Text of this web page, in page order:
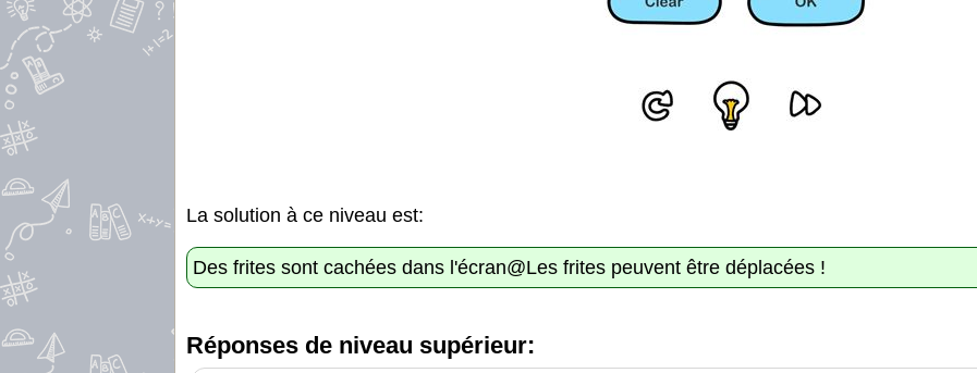
La solution à ce niveau est:
Des frites sont cachées dans l'écran@Les frites peuvent être déplacées !
Réponses de niveau supérieur: